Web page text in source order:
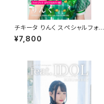
チキータ りんく スペシャルフォト
ブック
¥7,800